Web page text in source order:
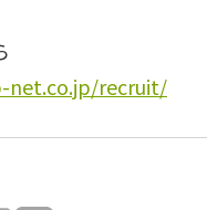
net.co.jp/recruit/